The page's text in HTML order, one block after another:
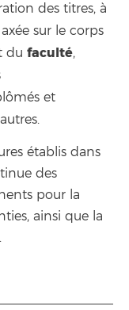
des titres, à
axée sur le corps
du faculté,
et
établis dans
des
pour la
ainsi que la
.